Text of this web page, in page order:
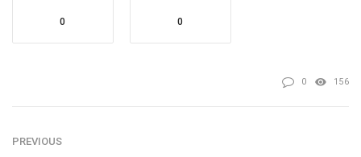
0 0
0 156
PREVIOUS